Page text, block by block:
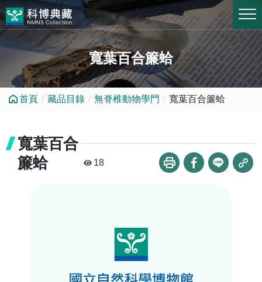
跳到中央內容區塊
寬葉百合簾蛤
首頁 藏品目錄 無脊椎動物學門 寬葉百合簾蛤
寬葉百合
簾蛤
18